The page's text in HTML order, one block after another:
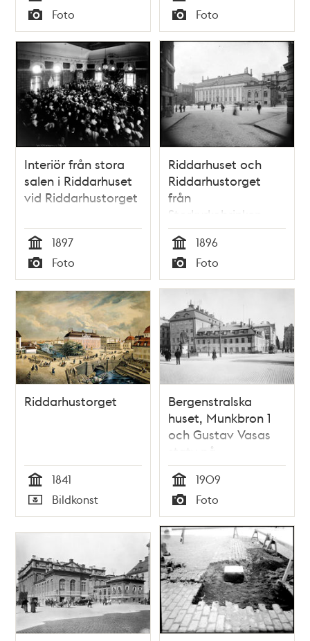
Tid
Typ
Foto Tid
Typ
Foto
Interiör från stora
salen i Riddarhuset
vid Riddarhustorget
Tid
1897
Typ
Foto
Riddarhuset och
Riddarhustorget
från
Storkyrkobrinken
Tid
1896
Typ
Foto
Riddarhustorget
Tid
1841
Typ
Bildkonst
Bergenstralska
huset, Munkbron 1
och Gustav Vasas
staty på
Riddarhustorget.
Lilla Nygatan till
höger
Tid
1909
Typ
Foto